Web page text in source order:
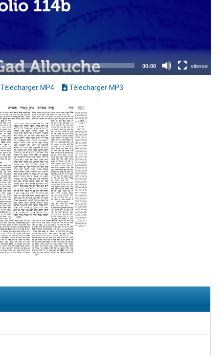
Télécharger MP4 Télécharger MP3